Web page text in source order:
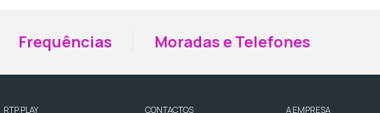
Frequências Moradas e Telefones
RTP PLAY CONTACTOS A EMPRESA